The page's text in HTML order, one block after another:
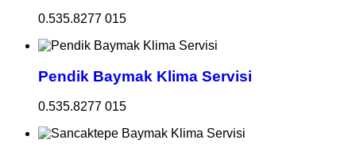
0.535.8277 015
Pendik Baymak Klima Servisi
0.535.8277 015